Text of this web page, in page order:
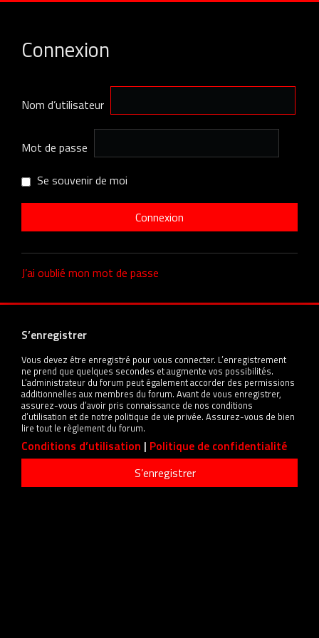
Connexion
Nom d’utilisateur
Mot de passe
Se souvenir de moi
J’ai oublié mon mot de passe
S’enregistrer
Vous devez être enregistré pour vous connecter. L’enregistrement
ne prend que quelques secondes et augmente vos possibilités.
L’administrateur du forum peut également accorder des permissions
additionnelles aux membres du forum. Avant de vous enregistrer,
assurez-vous d’avoir pris connaissance de nos conditions
d’utilisation et de notre politique de vie privée. Assurez-vous de bien
lire tout le règlement du forum.
Conditions d’utilisation | Politique de confidentialité
S’enregistrer